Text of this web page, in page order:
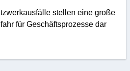
stellen eine große
für Geschäftsprozesse dar